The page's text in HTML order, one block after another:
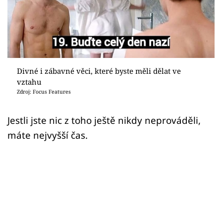
Sex a vztahy
Videa
Sledujte prima+
Přihlášení
Sledujte nás
Divné i zábavné věci, které byste měli dělat ve
vztahu
Zdroj: Focus Features
Jestli jste nic z toho ještě nikdy neprováděli,
máte nejvyšší čas.